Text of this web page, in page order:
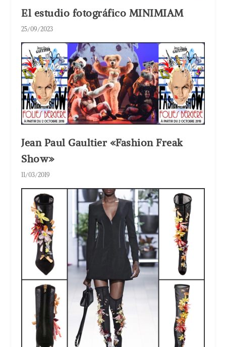
El estudio fotográfico MINIMIAM
25/09/2023
Jean Paul Gaultier «Fashion Freak
Show»
11/03/2019